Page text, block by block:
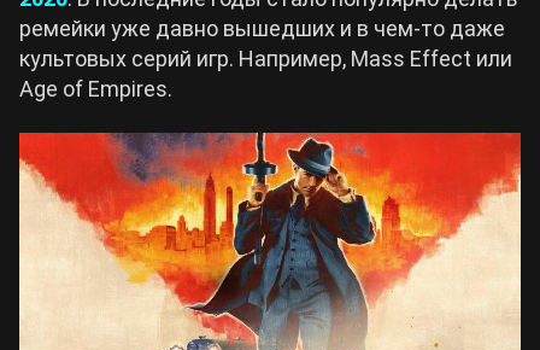
Arknights: Endfield
Crimson Desert
Zenless Zone Zero
Kingdom Come: Deliverance 2
Path of Exile 2
Билды Arknights: Endfield
Билды Wuthering Waves
Билды Cyberpunk 2077
Билды Path of Exile 2
ремейки уже давно вышедших и в чем-то даже
культовых серий игр. Например, Mass Effect или
Age of Empires.